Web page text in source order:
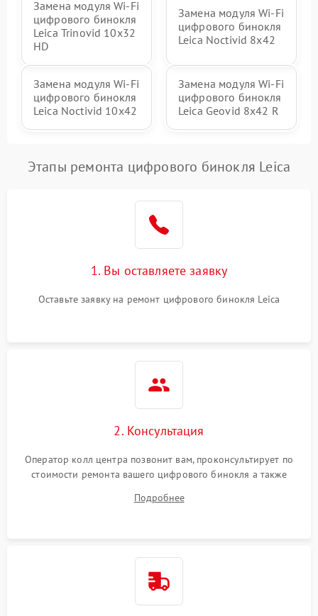
Замена модуля Wi-Fi
цифрового бинокля
Leica Trinovid 10x32
HD
Замена модуля Wi-Fi
цифрового бинокля
Leica Noctivid 8x42
Замена модуля Wi-Fi
цифрового бинокля
Leica Noctivid 10x42
Замена модуля Wi-Fi
цифрового бинокля
Leica Geovid 8x42 R
Этапы ремонта цифрового бинокля Leica
1. Вы оставляете заявку
Оставьте заявку на ремонт цифрового бинокля Leica
2. Консультация
Оператор колл центра позвонит вам, проконсультирует по
стоимости ремонта вашего цифрового бинокля а также
Подробнее